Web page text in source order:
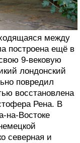
между
построена ещё в
9-вековую
лондонский
повредил
восстановлена
Рена. В
на-Востоке
северная и